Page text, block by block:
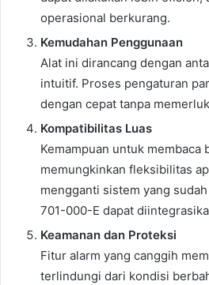
operasional berkurang.
Kemudahan Penggunaan
Alat ini dirancang dengan
intuitif. Proses pengaturan
dengan cepat tanpa
Kompatibilitas Luas
Kemampuan untuk membaca
memungkinkan fleksibilitas
mengganti sistem yang
701-000-E dapat
Keamanan dan Proteksi
Fitur alarm yang canggih
terlindungi dari kondisi